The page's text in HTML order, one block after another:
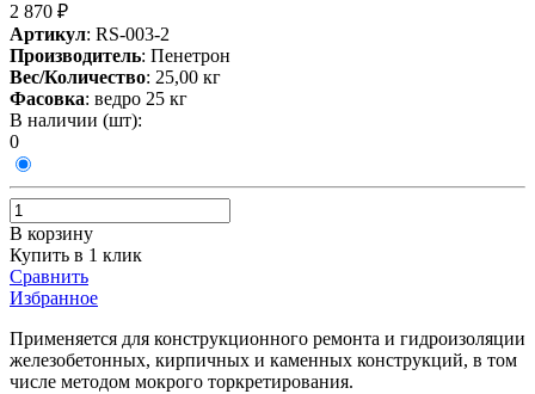
2 870 ₽
Артикул: RS-003-2
Производитель: Пенетрон
Вес/Количество: 25,00 кг
Фасовка: ведро 25 кг
В наличии (шт):
0
В корзину
Купить в 1 клик
Сравнить
Избранное
Применяется для конструкционного ремонта и гидроизоляции
железобетонных, кирпичных и каменных конструкций, в том
числе методом мокрого торкретирования.